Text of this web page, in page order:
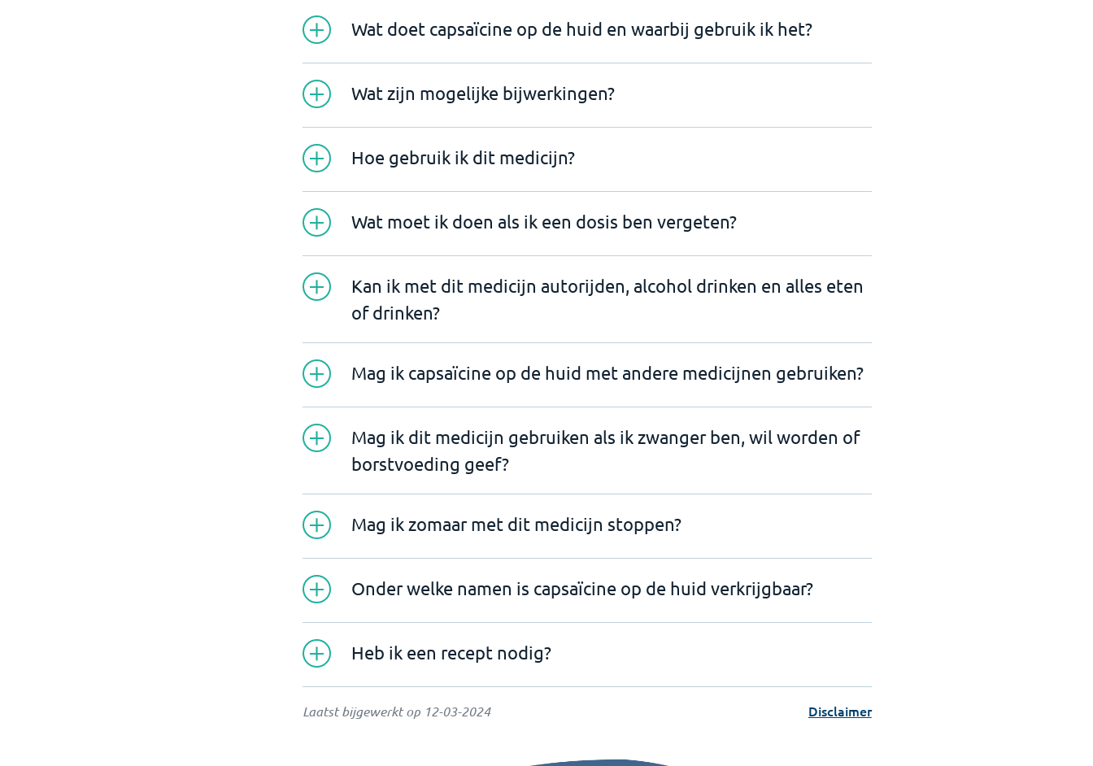
Wat doet capsaïcine op de huid en waarbij gebruik ik het?
Wat zijn mogelijke bijwerkingen?
Hoe gebruik ik dit medicijn?
Wat moet ik doen als ik een dosis ben vergeten?
Kan ik met dit medicijn autorijden, alcohol drinken en alles eten
of drinken?
Mag ik capsaïcine op de huid met andere medicijnen gebruiken?
Mag ik dit medicijn gebruiken als ik zwanger ben, wil worden of
borstvoeding geef?
Mag ik zomaar met dit medicijn stoppen?
Onder welke namen is capsaïcine op de huid verkrijgbaar?
Heb ik een recept nodig?
Laatst bijgewerkt op 12-03-2024 Disclaimer